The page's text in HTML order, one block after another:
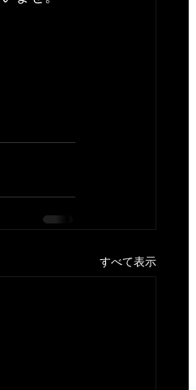
すべて表示